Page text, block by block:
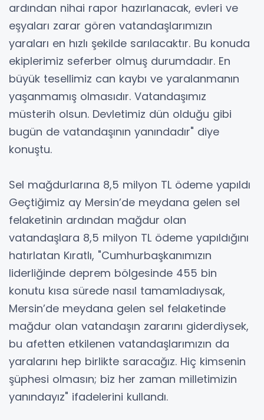
ardından nihai rapor hazırlanacak, evleri ve
eşyaları zarar gören vatandaşlarımızın
yaraları en hızlı şekilde sarılacaktır. Bu konuda
ekiplerimiz seferber olmuş durumdadır. En
büyük tesellimiz can kaybı ve yaralanmanın
yaşanmamış olmasıdır. Vatandaşımız
müsterih olsun. Devletimiz dün olduğu gibi
bugün de vatandaşının yanındadır" diye
konuştu.
Sel mağdurlarına 8,5 milyon TL ödeme yapıldı
Geçtiğimiz ay Mersin’de meydana gelen sel
felaketinin ardından mağdur olan
vatandaşlara 8,5 milyon TL ödeme yapıldığını
hatırlatan Kıratlı, "Cumhurbaşkanımızın
liderliğinde deprem bölgesinde 455 bin
konutu kısa sürede nasıl tamamladıysak,
Mersin’de meydana gelen sel felaketinde
mağdur olan vatandaşın zararını giderdiysek,
bu afetten etkilenen vatandaşlarımızın da
yaralarını hep birlikte saracağız. Hiç kimsenin
şüphesi olmasın; biz her zaman milletimizin
yanındayız" ifadelerini kullandı.